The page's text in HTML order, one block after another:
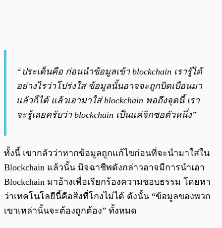
“ประเด็นคือ ก่อนนำข้อมูลเข้า blockchain เรารู้ได้
อย่างไรว่าโปร่งใส ข้อมูลนั้นอาจจะถูกบิดเบือนมา
แล้วก็ได้ แล้วเอามาใส่ blockchain พอถึงจุดนี้ เรา
จะรู้เลยครับว่า blockchain เป็นแค่จิกซอตัวหนึ่ง”
ทั้งนี้ เขากลัวว่าหากข้อมูลถูกแก้ไขก่อนที่จะนำมาใส่ใน
Blockchain แล้วนั้น มิจฉาชีพดังกล่าวอาจมีการนำเอา
Blockchain มาอ้างเพื่อเรียกร้องความชอบธรรม โดยหา
ว่าเทคโนโลยีนี้คือสิ่งที่โกงไม่ได้ ดังนั้น “ข้อมูลของพวก
เขาเหล่านั้นจะต้องถูกต้อง” ทั้งหมด